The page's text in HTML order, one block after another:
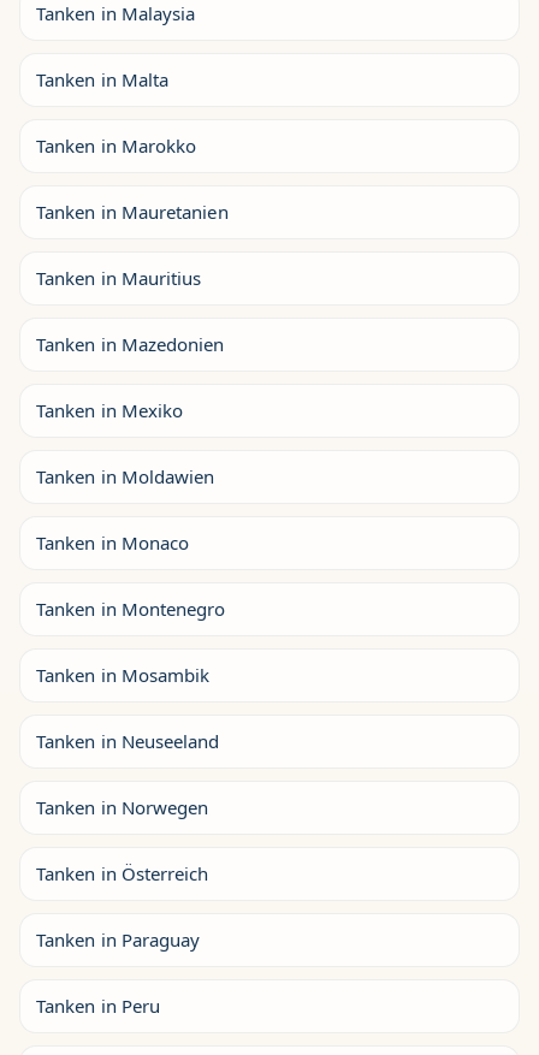
Tanken in Malaysia
Tanken in Malta
Tanken in Marokko
Tanken in Mauretanien
Tanken in Mauritius
Tanken in Mazedonien
Tanken in Mexiko
Tanken in Moldawien
Tanken in Monaco
Tanken in Montenegro
Tanken in Mosambik
Tanken in Neuseeland
Tanken in Norwegen
Tanken in Österreich
Tanken in Paraguay
Tanken in Peru